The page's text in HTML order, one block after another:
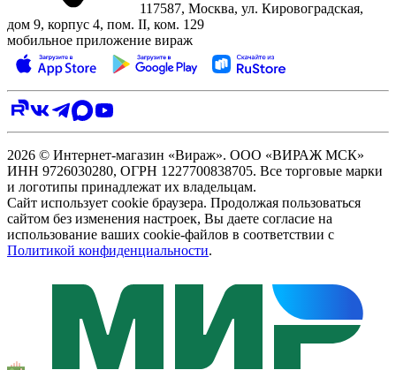
117587, Москва, ул. Кировоградская,
дом 9, корпус 4, пом. II, ком. 129
мобильное приложение вираж
2026 © Интернет-магазин «Вираж». ООО «ВИРАЖ МСК»
ИНН 9726030280, ОГРН 1227700838705. Все торговые марки
и логотипы принадлежат их владельцам.
Сайт использует cookie браузера. Продолжая пользоваться
сайтом без изменения настроек, Вы даете согласие на
использование ваших cookie-файлов в соответствии с
Политикой конфиденциальности.